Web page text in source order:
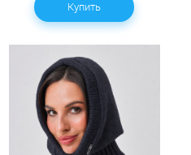
Купить